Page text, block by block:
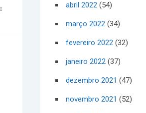
abril 2022 (54)
março 2022 (34)
fevereiro 2022 (32)
janeiro 2022 (37)
dezembro 2021 (47)
novembro 2021 (52)